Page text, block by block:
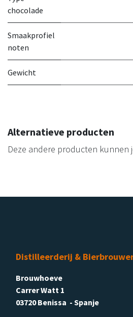
chocolade
Smaakprofiel
noten
Gewicht
Alternatieve producten
Deze andere producten kunnen
Distilleerderij &
Brouwhoeve
Carrer Watt 1
03720 Benissa - Spanje